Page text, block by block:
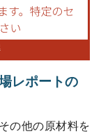
レポートの
の他の原材料を